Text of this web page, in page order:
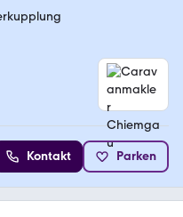
Kontakt Parken